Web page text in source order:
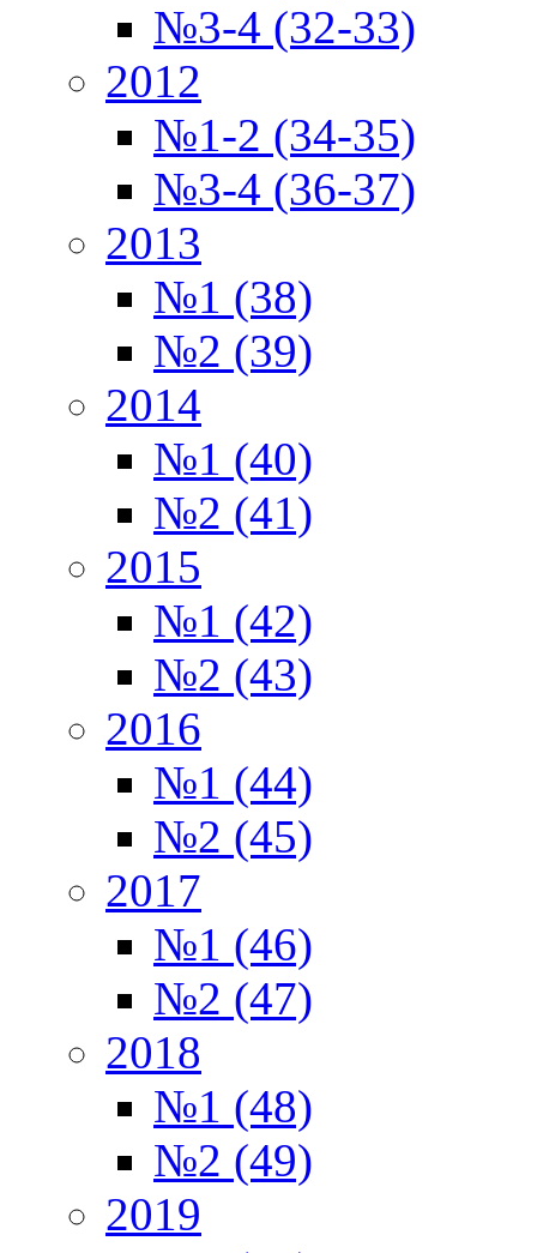
№3-4 (32-33)
2012
№1-2 (34-35)
№3-4 (36-37)
2013
№1 (38)
№2 (39)
2014
№1 (40)
№2 (41)
2015
№1 (42)
№2 (43)
2016
№1 (44)
№2 (45)
2017
№1 (46)
№2 (47)
2018
№1 (48)
№2 (49)
2019